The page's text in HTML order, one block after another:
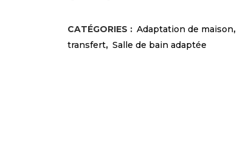
CATÉGORIES : Adaptation de maison,
transfert, Salle de bain adaptée